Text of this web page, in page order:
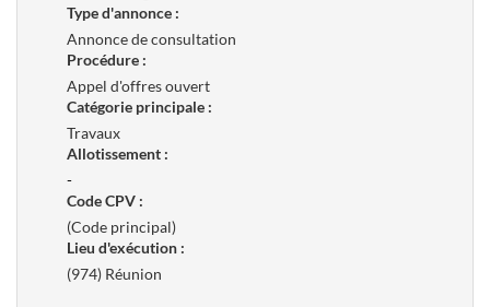
Type d'annonce :
Annonce de consultation
Procédure :
Appel d'offres ouvert
Catégorie principale :
Travaux
Allotissement :
-
Code CPV :
(Code principal)
Lieu d'exécution :
(974) Réunion